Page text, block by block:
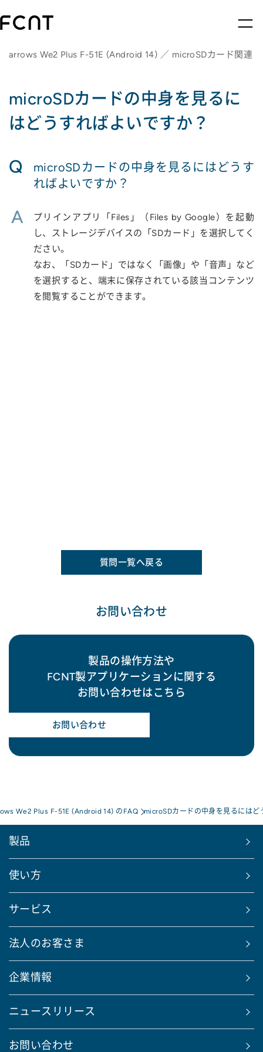
arrows We2 Plus F-51E (Android 14) ／ microSDカード関連
microSDカードの中身を見るに
はどうすればよいですか？
Q
microSDカードの中身を見るにはどうす
ればよいですか？
A
プリインアプリ「Files」（Files by Google）を起動
し、ストレージデバイスの「SDカード」を選択してく
ださい。
なお、「SDカード」ではなく「画像」や「音声」など
を選択すると、端末に保存されている該当コンテンツ
を閲覧することができます。
質問一覧へ戻る
お問い合わせ
製品の操作方法や
FCNT製アプリケーションに関する
お問い合わせはこちら
お問い合わせ
We2 Plus F-51E (Android 14) のFAQ microSDカードの中身を見るにはど
製品
使い方
サービス
法人のお客さま
企業情報
ニュースリリース
お問い合わせ